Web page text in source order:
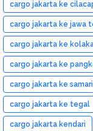
cargo jakarta ke
cargo jakarta ke jawa
cargo jakarta ke
cargo jakarta ke
cargo jakarta ke
cargo jakarta ke tegal
cargo jakarta kendari